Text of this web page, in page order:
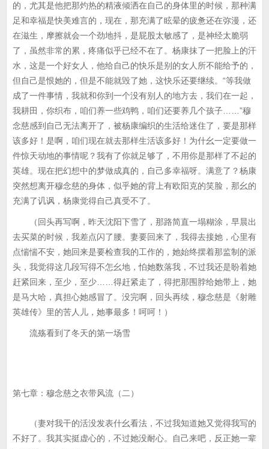
的，尤其是他把那灼热的精液倾洒在自己的身体里的时候，那种满
足和幸福是快美难言的，现在，那充满了眩晕的疲惫还在弥漫，还
在滋生，摩擦就会一个劲地抖，是屁股太敏感了，是神经太脆弱
了，虽然非常的累，疼痛似乎已经不在了。杨康抹了一把脸上的汗
水，这是一个好女人，他给自己的快乐是别的女人所不能给予的，
但自己是恨她的，但是不能就毁了她，这快乐还要继续。“等我做
成了一件事情，我就和你到一个没有别人的地方去，我们在一起，
我耕田，你织布，咱们养一些鸡鸭，咱们还要养几个孩子……”穆
念慈感到自己无法离开了，被杨康编织的生活给迷住了，要是那样
该多好！是啊，咱们现在就去那样生活该多好！为什幺一定要做一
件惊天动地的事情呢？我有了你就足够了，不用你是那样了不起的
英雄。现在把幻想中的梦做成真的，自己多幸福呀。满意了？杨康
突然想离开穆念慈的身体，似乎她的背上有欧阳克的笑脸，那幺的
充满了讥讽，杨康觉得自己真受不了。
（回头再写啊，昨天沈阳下雪了，那路简直一塌糊涂，早晨出
去买菜的时候，我差点闪了腰。妻要回来了，我得去接她，心里有
点惴惴不安，她回来是要检查我的工作的，她始终摆着那监制的派
头，我觉得这几段写得不怎幺地，怕她数落我，不过我还是盼着她
赶紧回来，至少，至少……得赶紧走了，得把那围脖给她带上，她
是马大哈，真担心她感冒了。没完啊，回头再续，穆念慈是《射雕
英雄传》里的苦人儿，她事最多！呵呵！）
流殇看到了冬天的第一场雪
第七章：穆念慈之衣带风流（二）
（妻对我干的活没发表什幺看法，不过我知道她又觉得我写的
不好了。我其实挺虚心的，不过她没耐心。自己来吧，反正她一辈